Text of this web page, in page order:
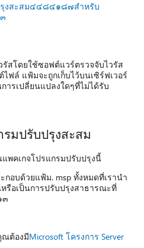
งสะสม๔๔๘๔๑๘๗สำหรับ
สโดยใช้ซอฟต์แวร์ตรวจจับไวรัส
ฟล์ แฟ้มจะถูกเก็บไว้บนเซิร์ฟเวอร์
ารเปลี่ยนแปลงใดๆที่ไม่ได้รับ
มปรับปรุงสะสม
พคเกจโปรแกรมปรับปรุงนี้
กอบด้วยแฟ้ม. msp ทั้งหมดที่เรานำ
รือเป็นการปรับปรุงสาธารณะที่
๓
ณต้องมีMicrosoft โครงการ Server